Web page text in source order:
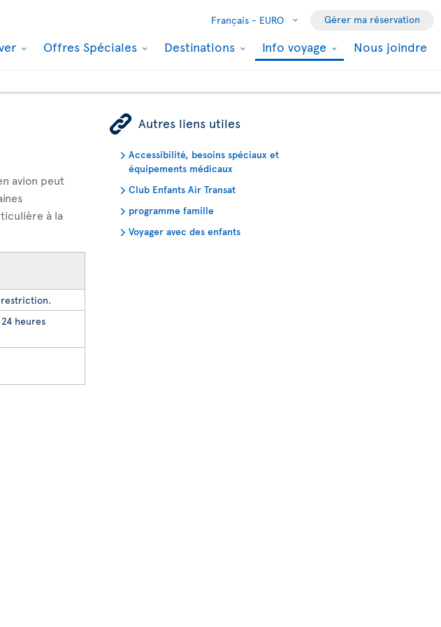
Français - EURO Gérer ma réservation
Offres Spéciales Destinations Info voyage Nous joindre
avion peut
à la
restriction.
heures
ÿ Autres liens utiles
Accessibilité, besoins spéciaux et
équipements médicaux
Club Enfants Air Transat
programme famille
Voyager avec des enfants